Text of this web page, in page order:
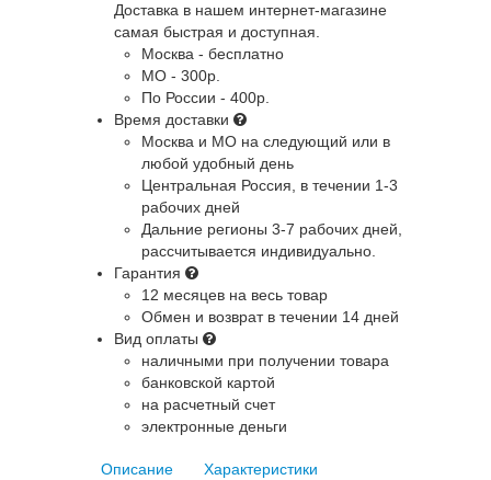
Доставка в нашем интернет-магазине
самая быстрая и доступная.
Москва - бесплатно
МО - 300р.
По России - 400р.
Время доставки
Москва и МО на следующий или в
любой удобный день
Центральная Россия , в течении 1-3
рабочих дней
Дальние регионы 3-7 рабочих дней,
рассчитывается индивидуально.
Гарантия
12 месяцев на весь товар
Обмен и возврат в течении 14 дней
Вид оплаты
наличными при получении товара
банковской картой
на расчетный счет
электронные деньги
Описание Характеристики